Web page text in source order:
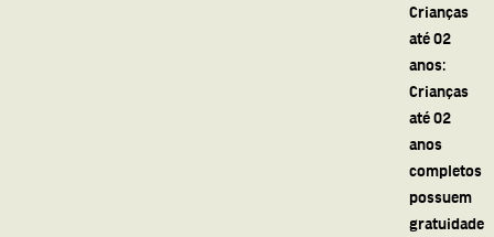
Crianças
até 02
anos:
Crianças
até 02
anos
completos
possuem
gratuidade